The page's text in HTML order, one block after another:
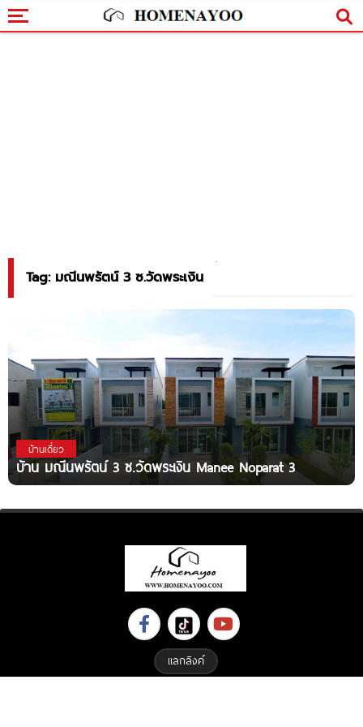
Tag: มณีนพรัตน์ 3 ซ.วัดพระเงิน
บ้านเดี่ยว
บ้าน มณีนพรัตน์ 3 ซ.วัดพระเงิน Manee Noparat 3
แลกลิงค์